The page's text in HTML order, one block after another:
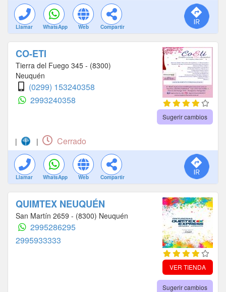
Llamar WhatsApp Web Compartir
CO-ETI
Tierra del Fuego 345 - (8300)
Neuquén
(0299) 153240358
2993240358
Sugerir cambios
| | Cerrado
Llamar WhatsApp Web Compartir
QUIMTEX NEUQUÉN
San Martín 2659 - (8300) Neuquén
2995286295
2995933333
VER TIENDA
Sugerir cambios